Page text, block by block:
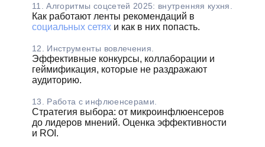
11. Алгоритмы соцсетей 2025: внутренняя кухня.
Как работают ленты рекомендаций в
социальных сетяхи как в них попасть.
12. Инструменты вовлечения.
Эффективные конкурсы, коллаборации и
геймификация, которые не раздражают
аудиторию.
13. Работа с инфлюенсерами.
Стратегия выбора: от микроинфлюенсеров
до лидеров мнений. Оценка эффективности
и ROI.